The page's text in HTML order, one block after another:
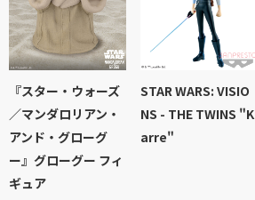
『スター・ウォーズ
／マンダロリアン・
アンド・グローグ
ー』グローグー フィ
ギュア
STAR WARS: VISIO
NS - THE TWINS "K
arre"